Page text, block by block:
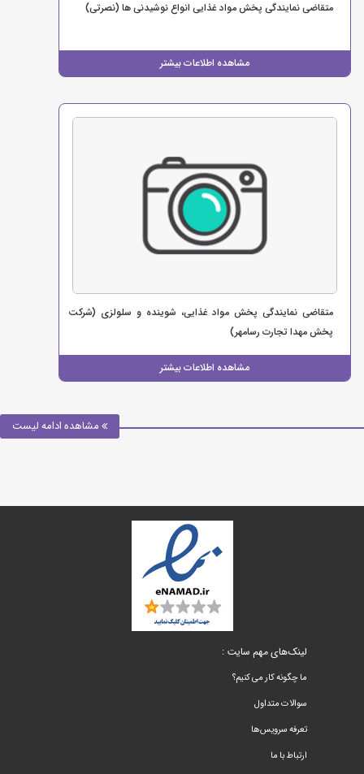
مشاهده اطلاعات بیشتر
متقاضی نمایندگی پخش مواد غذایی انواع نوشیدنی ها (نصرتی)
مشاهده اطلاعات بیشتر
متقاضی نمایندگی پخش مواد غذایی، شوینده و سلولزی (شرکت
پخش مهدا تجارت رسامهر)
مشاهده ادامه لیست
لینک‌های مهم سایت :
ما چگونه کار می کنیم؟
سوالات متداول
تعرفه سرویس‌ها
ارتباط با ما